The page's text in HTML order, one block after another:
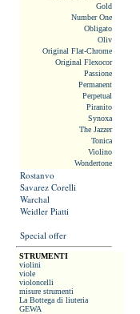
Gold
Number One
Obligato
Oliv
Original Flat-Chrome
Original Flexocor
Passione
Permanent
Perpetual
Piranito
Synoxa
The Jazzer
Tonica
Violino
Wondertone
Rostanvo
Savarez Corelli
Warchal
Weidler Piatti
Special offer
STRUMENTI
violini
viole
violoncelli
misure strumenti
La Bottega di liuteria
GEWA